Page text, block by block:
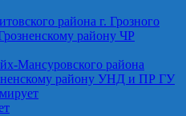
района г. Грозного
району ЧР
Мансуровского района
району УНД и ПР ГУ